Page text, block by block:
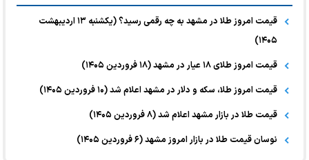
قیمت امروز طلا در مشهد به چه رقمی رسید؟ (یکشنبه ۱۳ اردیبهشت
۱۴۰۵)
قیمت امروز طلای ۱۸ عیار در مشهد (۱۸ فروردین ۱۴۰۵)
قیمت امروز طلا، سکه و دلار در مشهد اعلام شد (۱۰ فروردین ۱۴۰۵)
قیمت طلا در بازار مشهد اعلام شد (۸ فروردین ۱۴۰۵)
نوسان قیمت طلا در بازار امروز مشهد (۶ فروردین ۱۴۰۵)